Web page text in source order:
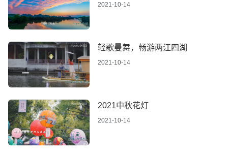
2021-10-14
轻歌曼舞，畅游两江四湖
2021-10-14
2021中秋花灯
2021-10-14